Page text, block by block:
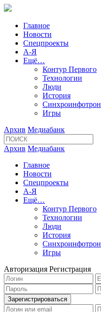
Главное
Новости
Спецпроекты
А-Я
Ещё…
Контур Первого
Технологии
Люди
История
Синхроинфотрон
Игры
Архив Медиабанк
Архив Медиабанк
Главное
Новости
Спецпроекты
А-Я
Ещё…
Контур Первого
Технологии
Люди
История
Синхроинфотрон
Игры
Авторизация Регистрация